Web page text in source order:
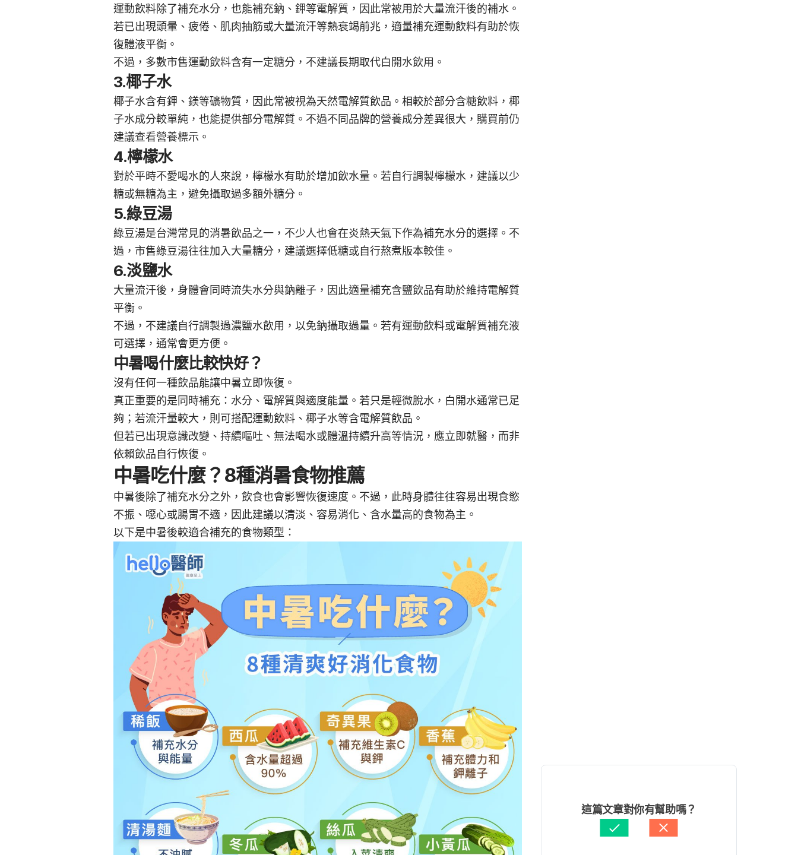
運動飲料除了補充水分，也能補充鈉、鉀等電解質，因此常被用於大量流汗後的補水。
若已出現頭暈、疲倦、肌肉抽筋或大量流汗等熱衰竭前兆，適量補充運動飲料有助於恢
復體液平衡。
不過，多數市售運動飲料含有一定糖分，不建議長期取代白開水飲用。
3.椰子水
椰子水含有鉀、鎂等礦物質，因此常被視為天然電解質飲品。相較於部分含糖飲料，椰
子水成分較單純，也能提供部分電解質。不過不同品牌的營養成分差異很大，購買前仍
建議查看營養標示。
4.檸檬水
對於平時不愛喝水的人來說，檸檬水有助於增加飲水量。若自行調製檸檬水，建議以少
糖或無糖為主，避免攝取過多額外糖分。
5.綠豆湯
綠豆湯是台灣常見的消暑飲品之一，不少人也會在炎熱天氣下作為補充水分的選擇。不
過，市售綠豆湯往往加入大量糖分，建議選擇低糖或自行熬煮版本較佳。
6.淡鹽水
大量流汗後，身體會同時流失水分與鈉離子，因此適量補充含鹽飲品有助於維持電解質
平衡。
不過，不建議自行調製過濃鹽水飲用，以免鈉攝取過量。若有運動飲料或電解質補充液
可選擇，通常會更方便。
中暑喝什麼比較快好？
沒有任何一種飲品能讓中暑立即恢復。
真正重要的是同時補充：水分、電解質與適度能量。若只是輕微脫水，白開水通常已足
夠；若流汗量較大，則可搭配運動飲料、椰子水等含電解質飲品。
但若已出現意識改變、持續嘔吐、無法喝水或體溫持續升高等情況，應立即就醫，而非
依賴飲品自行恢復。
中暑吃什麼？8種消暑食物推薦
中暑後除了補充水分之外，飲食也會影響恢復速度。不過，此時身體往往容易出現食慾
不振、噁心或腸胃不適，因此建議以清淡、容易消化、含水量高的食物為主。
以下是中暑後較適合補充的食物類型：
這篇文章對你有幫助嗎？